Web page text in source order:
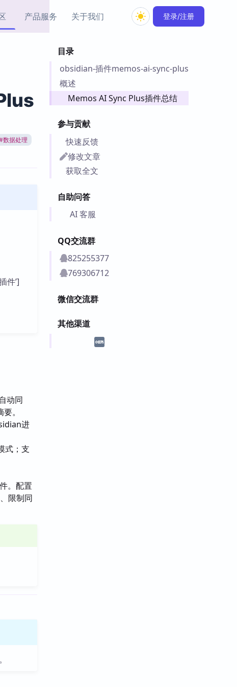
产品服务
思维导图插件
PKMer 出品的闪念笔记
件
Obsidian 教程
关于我们 登录/注册
目录
obsidian-插件memos-ai-sync-plus
概述
Memos AI Sync Plus插件总结
参与贡献
快速反馈
修改文章
获取全文
自助问答
AI 客服
QQ交流群
825255377
769306712
微信交流群
其他渠道
数据处理
件’]
动同
。
进
式；支
。配置
限制同